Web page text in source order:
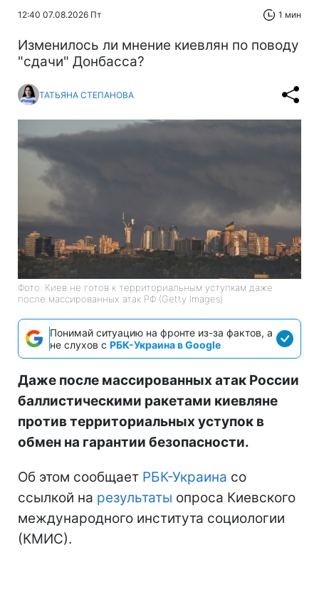
12:40 07.08.2026 Пт 1 мин
Изменилось ли мнение киевлян по поводу
"сдачи" Донбасса?
ТАТЬЯНА СТЕПАНОВА
Фото: Киев не готов к территориальным уступкам даже
после массированных атак РФ (Getty Images)
Понимай ситуацию на фронте из-за фактов, а
не слухов с РБК-Украина в Google
Даже после массированных атак России
баллистическими ракетами киевляне
против территориальных уступок в
обмен на гарантии безопасности.
Об этом сообщает РБК-Украина со
ссылкой на результаты опроса Киевского
международного института социологии
(КМИС).